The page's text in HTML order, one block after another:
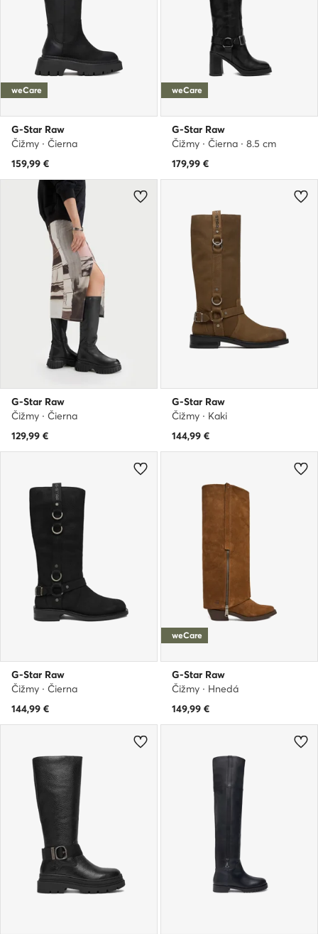
weCare
G-Star Raw
Čižmy · Čierna
159,99 €
weCare
G-Star Raw
Čižmy · Čierna · 8.5 cm
179,99 €
G-Star Raw
Čižmy · Čierna
129,99 €
G-Star Raw
Čižmy · Kaki
144,99 €
G-Star Raw
Čižmy · Čierna
144,99 €
weCare
G-Star Raw
Čižmy · Hnedá
149,99 €